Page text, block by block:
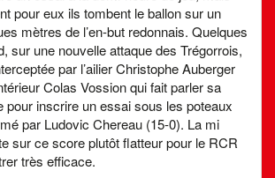
pour eux ils tombent le ballon sur un
mètres de l’en-but redonnais. Quelques
sur une nouvelle attaque des Trégorrois,
par l’ailier Christophe Auberger
Colas Vossion qui fait parler sa
pour inscrire un essai sous les poteaux
par Ludovic Chereau (15-0). La mi
sur ce score plutôt flatteur pour le RCR
très efficace.